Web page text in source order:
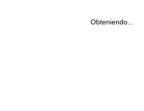
Obteniendo...